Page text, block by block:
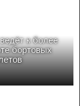
к более
бортовых